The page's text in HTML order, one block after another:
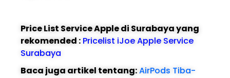
Price List Service Apple di Surabaya yang
rekomended : Pricelist iJoe Apple Service
Surabaya
Baca juga artikel tentang:AirPods Tiba-